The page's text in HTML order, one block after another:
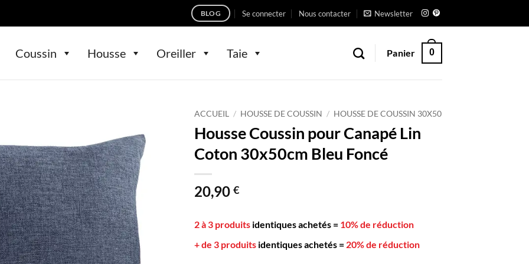
BLOG Se connecter Nous contacter Newsletter
Coussin Housse Oreiller Taie Panier 0
ACCUEIL / HOUSSE DE COUSSIN / HOUSSE DE COUSSIN 30X50
Housse Coussin pour Canapé Lin
Coton 30x50cm Bleu Foncé
20,90 €
2 à 3 produits identiques achetés = 10% de réduction
+ de 3 produits identiques achetés = 20% de réduction